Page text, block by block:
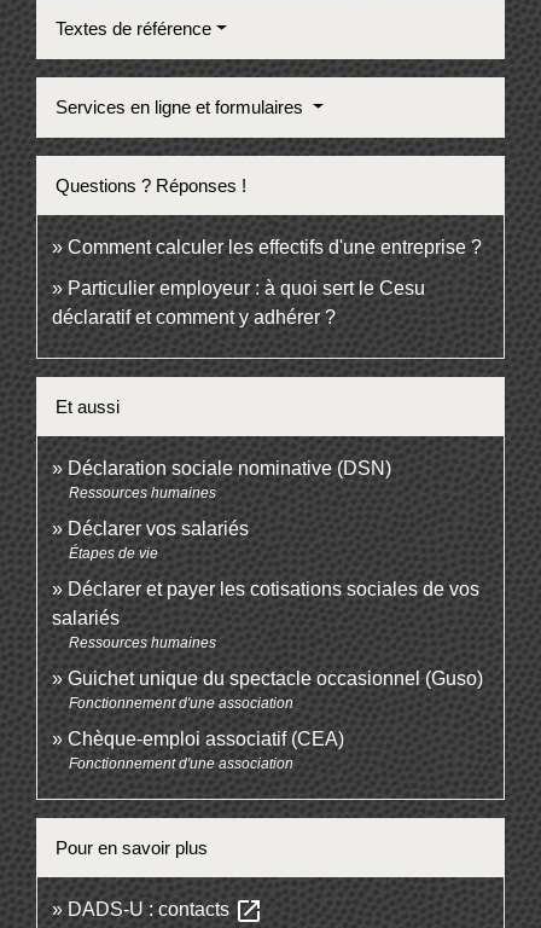
Textes de référence
Services en ligne et formulaires
Questions ? Réponses !
Comment calculer les effectifs d'une entreprise ?
Particulier employeur : à quoi sert le Cesu
déclaratif et comment y adhérer ?
Et aussi
Déclaration sociale nominative (DSN)
Ressources humaines
Déclarer vos salariés
Étapes de vie
Déclarer et payer les cotisations sociales de vos
salariés
Ressources humaines
Guichet unique du spectacle occasionnel (Guso)
Fonctionnement d'une association
Chèque-emploi associatif (CEA)
Fonctionnement d'une association
Pour en savoir plus
DADS-U : contactsopen_in_new